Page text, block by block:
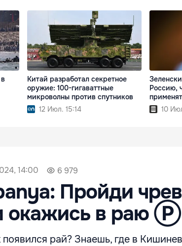
Китай разработал секретное
оружие: 100-гигаваттные
микроволны против спутников
12 Июл. 15:14
Россию,
10
14:00 6 979
Пройди
окажись в раю Ⓟ
появился рай? Знаешь, где в